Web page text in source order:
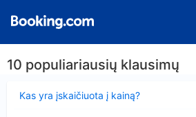
10 populiariausių klausimų
Kas yra įskaičiuota į kainą?